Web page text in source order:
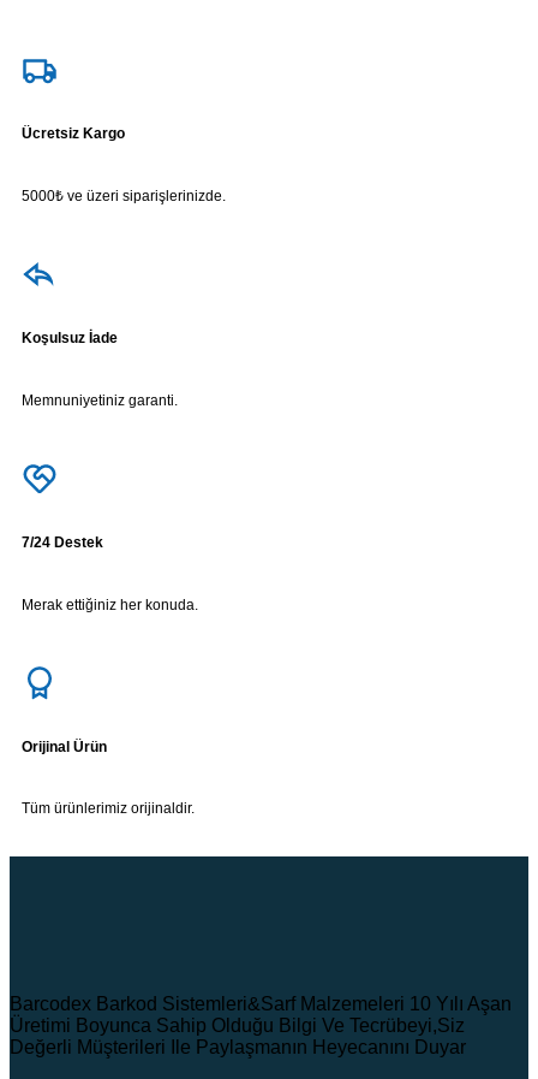
Ücretsiz Kargo
5000₺ ve üzeri siparişlerinizde.
Koşulsuz İade
Memnuniyetiniz garanti.
7/24 Destek
Merak ettiğiniz her konuda.
Orijinal Ürün
Tüm ürünlerimiz orijinaldir.
Barcodex Barkod Sistemleri&Sarf Malzemeleri 10 Yılı Aşan
Üretimi Boyunca Sahip Olduğu Bilgi Ve Tecrübeyi,Siz
Değerli Müşterileri Ile Paylaşmanın Heyecanını Duyar